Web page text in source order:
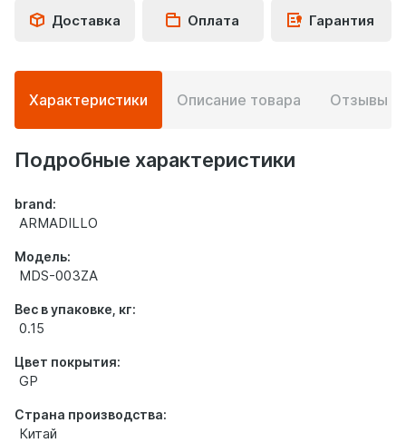
Доставка Оплата Гарантия
Подробная
информация
о
товаре
Характеристики Описание товара Отзывы
Подробные характеристики
brand:
ARMADILLO
Модель:
MDS-003ZA
Вес в упаковке, кг:
0.15
Цвет покрытия:
GP
Страна производства:
Китай